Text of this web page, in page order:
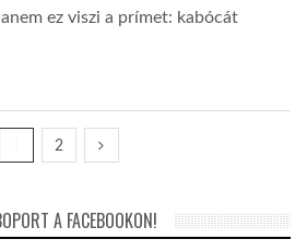
ez viszi a prímet: kabócát
2
A FACEBOOKON!